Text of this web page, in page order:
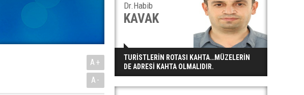
A+
A-
Dr.Habib
KAVAK
TURİSTLERİN ROTASI KAHTA…MÜZELERİN
DE ADRESİ KAHTA OLMALIDIR.